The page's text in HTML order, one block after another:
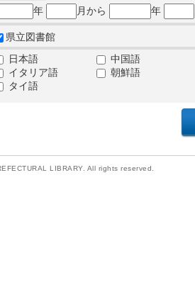
年
月から 年
県立図書館
日本語
中国語
イタリア語
朝鮮語
タイ語
LIBRARY. All rights reserved.